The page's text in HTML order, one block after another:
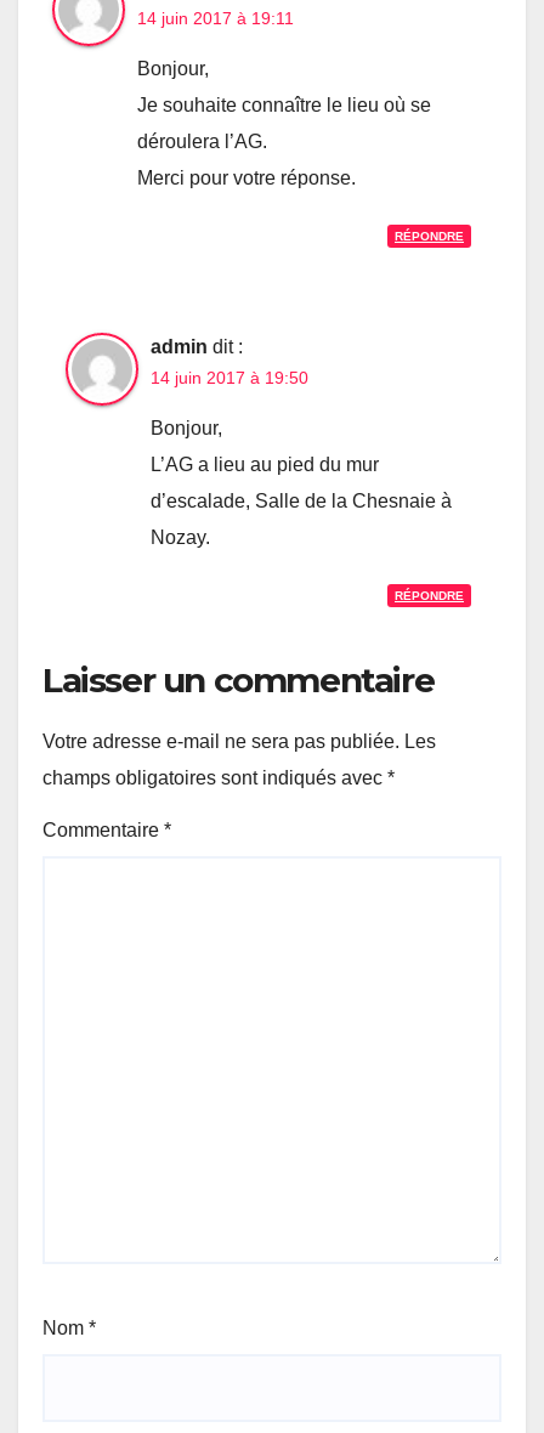
14 juin 2017 à 19:11
Bonjour,
Je souhaite connaître le lieu où se
déroulera l’AG.
Merci pour votre réponse.
RÉPONDRE
admin dit :
14 juin 2017 à 19:50
Bonjour,
L’AG a lieu au pied du mur
d’escalade, Salle de la Chesnaie à
Nozay.
RÉPONDRE
Laisser un commentaire
Votre adresse e-mail ne sera pas publiée. Les
champs obligatoires sont indiqués avec *
Commentaire *
Nom *